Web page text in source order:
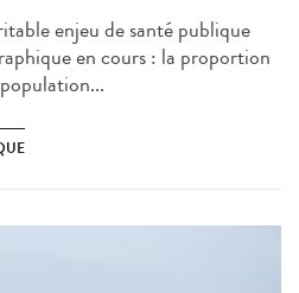
enjeu de santé publique
en cours : la proportion